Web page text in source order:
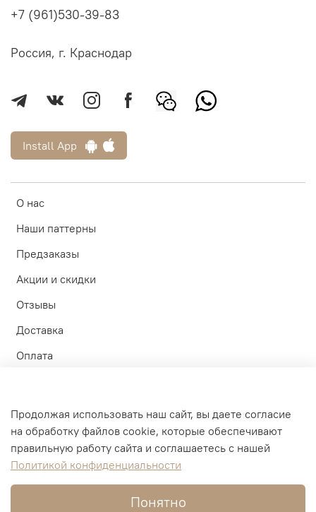
О нас
Наши паттерны
Предзаказы
Акции и скидки
Отзывы
Доставка
Оплата
Личный кабинет
Оферта и политика конфиденциальности
Пользовательское соглашение
+7 (961)530-39-83
Россия, г. Краснодар
Install App
Продолжая использовать наш сайт, вы даете согласие
на обработку файлов cookie, которые обеспечивают
правильную работу сайта и соглашаетесь с нашей
Политикой конфиденциальности
Понятно